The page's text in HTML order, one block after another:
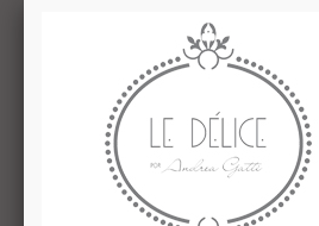
Institucional
Quem Somos
Le Délice Atelier
Lista de comparação